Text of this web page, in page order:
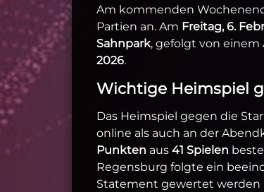
Am kommenden
Partien an. Am Freitag, 6.
Sahnpark, gefolgt von einem
2026.
Wichtige Heimspiel
Das Heimspiel gegen die
online als auch an der
Punkten aus 41 Spielen
Regensburg folgte ein
Statement gewertet werden